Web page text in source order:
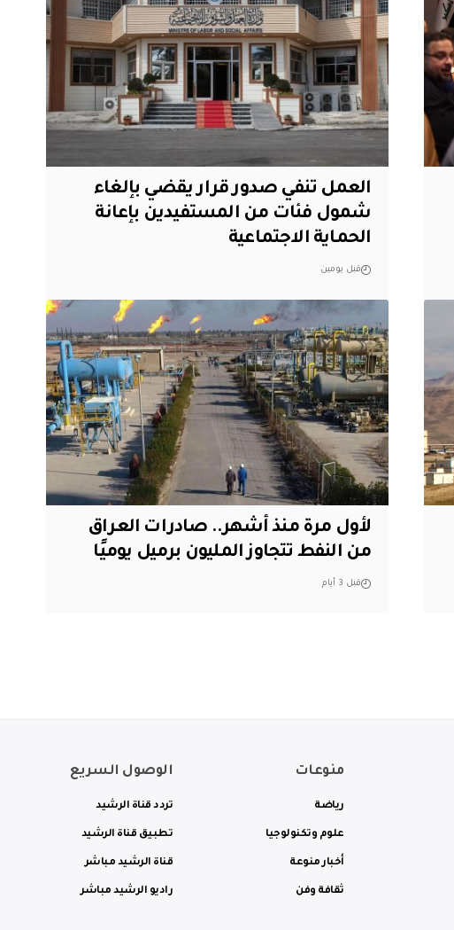
العمل تنفي صدور قرار يقضي بإلغاء
شمول فئات من المستفيدين بإعانة
الحماية الاجتماعية
قبل يومين
لأول مرة منذ أشهر.. صادرات العراق
من النفط تتجاوز المليون برميل يوميًا
قبل 3 أيام
منوعات
رياضة
علوم وتكنولوجيا
أخبار منوعة
ثقافة وفن
الوصول السريع
تردد قناة الرشيد
تطبيق قناة الرشيد
قناة الرشيد مباشر
راديو الرشيد مباشر